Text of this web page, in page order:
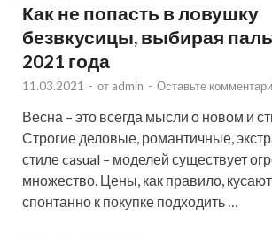
Как не попасть в ловушку
безвкусицы, выбирая
2021 года
11.03.2021 - от admin - Оставьте
Весна – это всегда мысли о новом и
Строгие деловые, романтичные,
стиле casual – моделей существует
множество. Цены, как правило,
спонтанно к покупке подходить …